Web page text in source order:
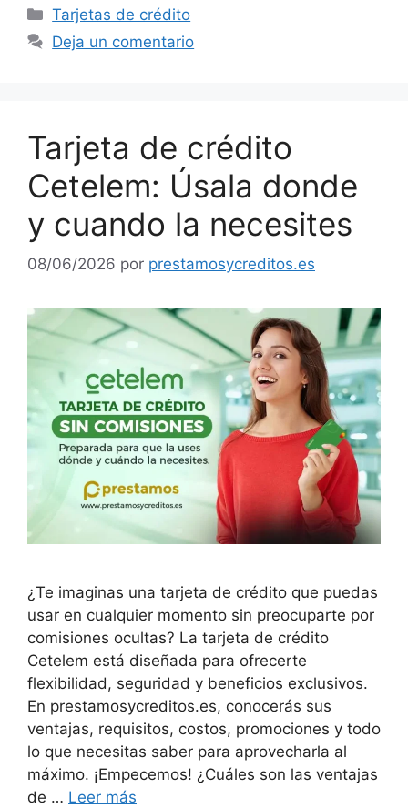
Categorías
Tarjetas de crédito
Deja un comentario
Tarjeta de crédito
Cetelem: Úsala donde
y cuando la necesites
08/06/2026 por prestamosycreditos.es
¿Te imaginas una tarjeta de crédito que puedas
usar en cualquier momento sin preocuparte por
comisiones ocultas? La tarjeta de crédito
Cetelem está diseñada para ofrecerte
flexibilidad, seguridad y beneficios exclusivos.
En prestamosycreditos.es, conocerás sus
ventajas, requisitos, costos, promociones y todo
lo que necesitas saber para aprovecharla al
máximo. ¡Empecemos! ¿Cuáles son las ventajas
de … Leer más